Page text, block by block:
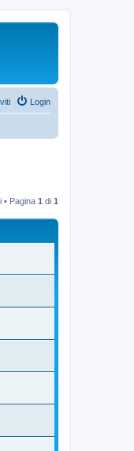
Login
• Pagina 1 di 1